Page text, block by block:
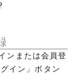
ンまたは会員登
イン」ボタン